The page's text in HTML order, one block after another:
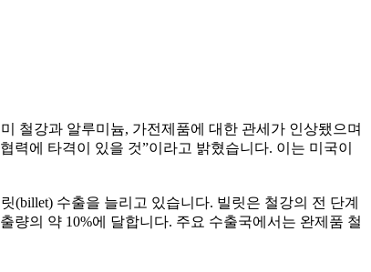
철강과 알루미늄, 가전제품에 대한 관세가 인상됐으며
에 타격이 있을 것”이라고 밝혔습니다. 이는 미국이
수출을 늘리고 있습니다. 빌릿은 철강의 전 단계
량의 약 10%에 달합니다. 주요 수출국에서는 완제품 철